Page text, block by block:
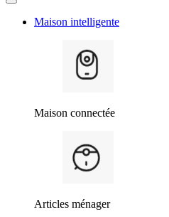
Maison intelligente
Maison connectée
Articles ménager